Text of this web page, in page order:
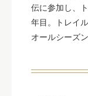
伝に参加し、
年目。トレイ
オールシーズ